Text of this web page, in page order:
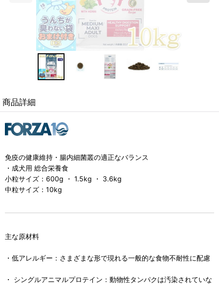
商品詳細
免疫の健康維持・腸内細菌叢の適正なバランス
・成犬用 総合栄養食
小粒サイズ：600g ・ 1.5kg ・ 3.6kg
中粒サイズ：10kg
主な原材料
・低アレルギー：さまざまな形で現れる一般的な食物不耐性に配慮
・ シングルアニマルプロテイン：動物性タンパクは汚染されていな